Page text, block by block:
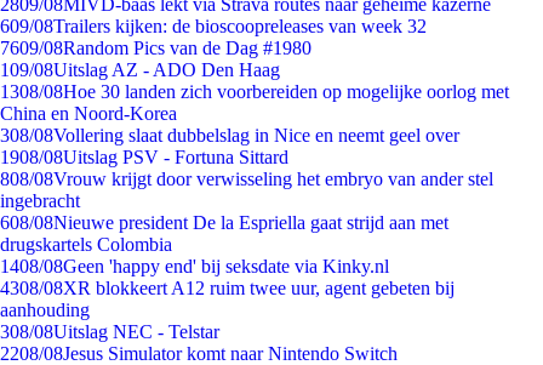
2809/08MIVD-baas lekt via Strava routes naar geheime kazerne
609/08Trailers kijken: de bioscoopreleases van week 32
7609/08Random Pics van de Dag #1980
109/08Uitslag AZ - ADO Den Haag
1308/08Hoe 30 landen zich voorbereiden op mogelijke oorlog met
China en Noord-Korea
308/08Vollering slaat dubbelslag in Nice en neemt geel over
1908/08Uitslag PSV - Fortuna Sittard
808/08Vrouw krijgt door verwisseling het embryo van ander stel
ingebracht
608/08Nieuwe president De la Espriella gaat strijd aan met
drugskartels Colombia
1408/08Geen 'happy end' bij seksdate via Kinky.nl
4308/08XR blokkeert A12 ruim twee uur, agent gebeten bij
aanhouding
308/08Uitslag NEC - Telstar
2208/08Jesus Simulator komt naar Nintendo Switch